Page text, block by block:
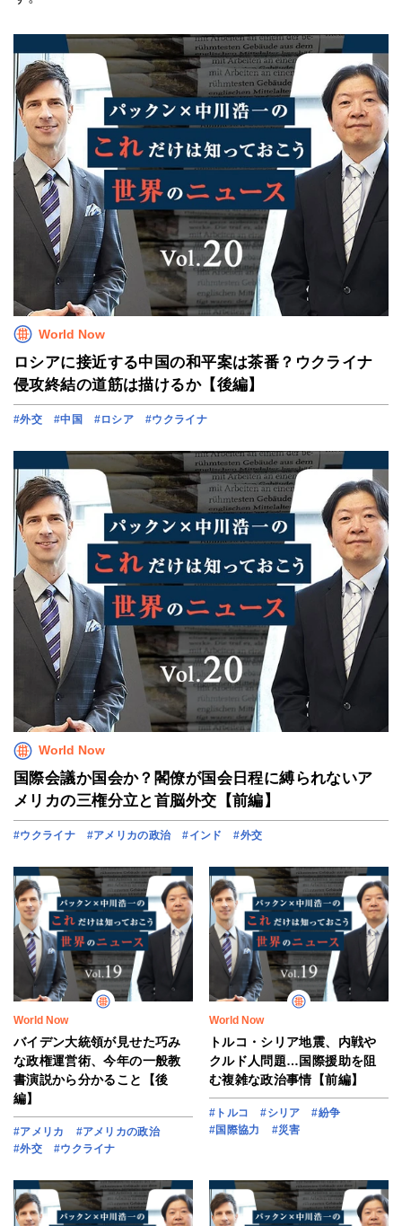
World Now
ロシアに接近する中国の和平案は茶番？ウクライナ
侵攻終結の道筋は描けるか【後編】
#外交 #中国 #ロシア #ウクライナ
World Now
国際会議か国会か？閣僚が国会日程に縛られないア
メリカの三権分立と首脳外交【前編】
#ウクライナ #アメリカの政治 #インド #外交
World Now
バイデン大統領が見せた巧み
な政権運営術、今年の一般教
書演説から分かること【後
編】
#アメリカ
#アメリカの政治
#外交
#ウクライナ
World Now
トルコ・シリア地震、内戦や
クルド人問題…国際援助を阻
む複雑な政治事情【前編】
#トルコ #シリア
#紛争
#国際協力
#災害